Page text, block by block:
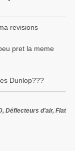
revisions
pret la meme
Dunlop???
Déflecteurs d'air, Flat